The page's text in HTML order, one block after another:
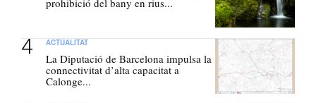
ACTUALITAT
La Diputació de Barcelona impulsa la
connectivitat d’alta capacitat a
Calonge...